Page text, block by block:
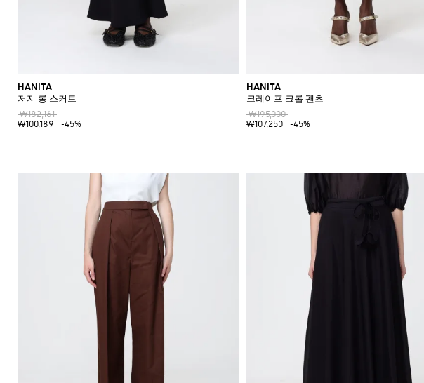
HANITA
저지 롱 스커트
₩182,161
₩100,189
-45%
HANITA
크레이프 크롭 팬츠
₩195,000
₩107,250
-45%